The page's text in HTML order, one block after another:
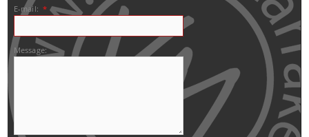
E-mail: *
Message: